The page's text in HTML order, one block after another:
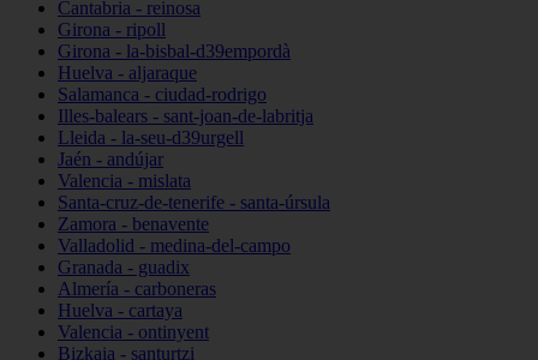
Cantabria - reinosa
Girona - ripoll
Girona - la-bisbal-d39empordà
Huelva - aljaraque
Salamanca - ciudad-rodrigo
Illes-balears - sant-joan-de-labritja
Lleida - la-seu-d39urgell
Jaén - andújar
Valencia - mislata
Santa-cruz-de-tenerife - santa-úrsula
Zamora - benavente
Valladolid - medina-del-campo
Granada - guadix
Almería - carboneras
Huelva - cartaya
Valencia - ontinyent
Bizkaia - santurtzi